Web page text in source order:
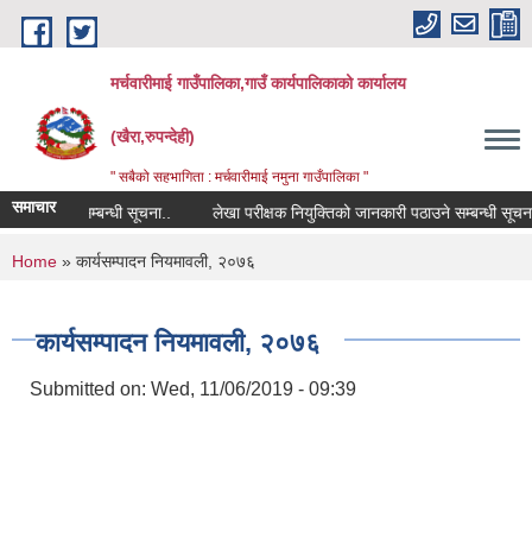
Skip to main content
मर्चवारीमाई गाउँपालिका,गाउँ कार्यपालिकाको कार्यालय
(खैरा,रुपन्देही)
" सबैको सहभागिता : मर्चवारीमाई नमुना गाउँपालिका "
समाचार
विवरण सम्बन्धी सूचना.. लेखा परीक्षक नियुक्तिको जानकारी पठाउने सम्बन्धी सूचना
You are here
Home » कार्यसम्पादन नियमावली, २०७६
कार्यसम्पादन नियमावली, २०७६
Submitted on: Wed, 11/06/2019 - 09:39